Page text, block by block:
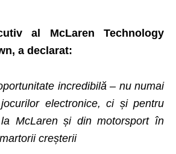
al McLaren Technology
a declarat:
incredibilă – nu numai
electronice, ci și pentru
McLaren și din motorsport în
creșterii